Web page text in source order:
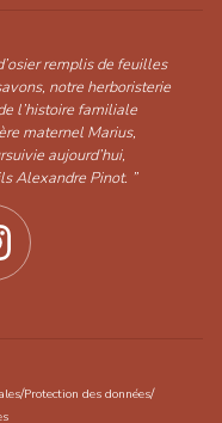
remplis de feuilles
notre herboristerie
l’histoire familiale
maternel Marius,
aujourd’hui,
Alexandre Pinot. ”
/Protection des données/